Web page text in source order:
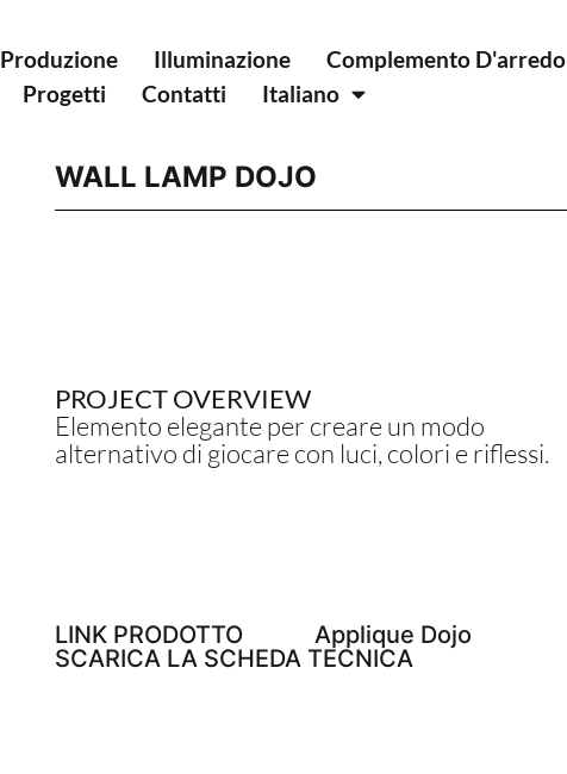
Produzione Illuminazione
Complemento D'arredo
Progetti
Contatti Italiano
WALL LAMP DOJO
PROJECT OVERVIEW
Elemento elegante per creare un modo
alternativo di giocare con luci, colori e riflessi.
LINK PRODOTTO
Applique Dojo
SCARICA LA SCHEDA TECNICA